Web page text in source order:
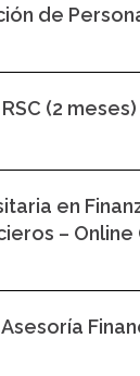
de
(2 meses)
en
– Online